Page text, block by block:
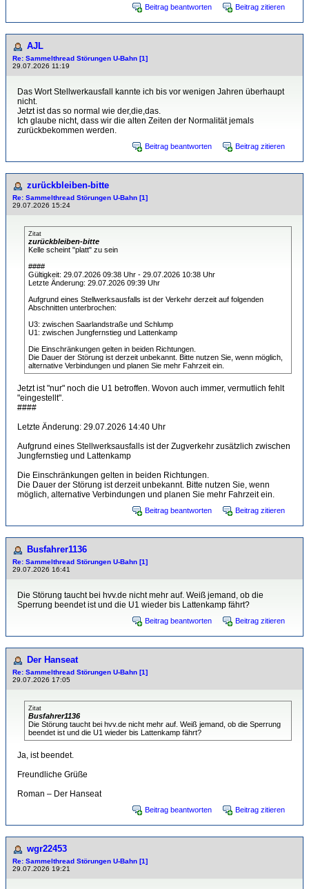
Beitrag beantworten Beitrag zitieren
AJL
Re: Sammelthread Störungen U-Bahn [1]
29.07.2026 11:19
Das Wort Stellwerkausfall kannte ich bis vor wenigen Jahren überhaupt
nicht.
Jetzt ist das so normal wie der,die,das.
Ich glaube nicht, dass wir die alten Zeiten der Normalität jemals
zurückbekommen werden.
Beitrag beantworten Beitrag zitieren
zurückbleiben-bitte
Re: Sammelthread Störungen U-Bahn [1]
29.07.2026 15:24
Zitat
zurückbleiben-bitte
Kelle scheint "platt" zu sein
####
Gültigkeit: 29.07.2026 09:38 Uhr - 29.07.2026 10:38 Uhr
Letzte Änderung: 29.07.2026 09:39 Uhr
Aufgrund eines Stellwerksausfalls ist der Verkehr derzeit auf folgenden
Abschnitten unterbrochen:
U3: zwischen Saarlandstraße und Schlump
U1: zwischen Jungfernstieg und Lattenkamp
Die Einschränkungen gelten in beiden Richtungen.
Die Dauer der Störung ist derzeit unbekannt. Bitte nutzen Sie, wenn möglich,
alternative Verbindungen und planen Sie mehr Fahrzeit ein.
Jetzt ist "nur" noch die U1 betroffen. Wovon auch immer, vermutlich fehlt
"eingestellt".
####
Letzte Änderung: 29.07.2026 14:40 Uhr
Aufgrund eines Stellwerksausfalls ist der Zugverkehr zusätzlich zwischen
Jungfernstieg und Lattenkamp
Die Einschränkungen gelten in beiden Richtungen.
Die Dauer der Störung ist derzeit unbekannt. Bitte nutzen Sie, wenn
möglich, alternative Verbindungen und planen Sie mehr Fahrzeit ein.
Beitrag beantworten Beitrag zitieren
Busfahrer1136
Re: Sammelthread Störungen U-Bahn [1]
29.07.2026 16:41
Die Störung taucht bei hvv.de nicht mehr auf. Weiß jemand, ob die
Sperrung beendet ist und die U1 wieder bis Lattenkamp fährt?
Beitrag beantworten Beitrag zitieren
Der Hanseat
Re: Sammelthread Störungen U-Bahn [1]
29.07.2026 17:05
Zitat
Busfahrer1136
Die Störung taucht bei hvv.de nicht mehr auf. Weiß jemand, ob die Sperrung
beendet ist und die U1 wieder bis Lattenkamp fährt?
Ja, ist beendet.
Freundliche Grüße
Roman – Der Hanseat
Beitrag beantworten Beitrag zitieren
wgr22453
Re: Sammelthread Störungen U-Bahn [1]
29.07.2026 19:21